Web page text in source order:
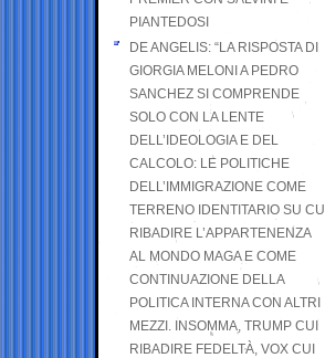
PIANTEDOSI
DE ANGELIS: “LA RISPOSTA DI
GIORGIA MELONI A PEDRO
SANCHEZ SI COMPRENDE
SOLO CON LA LENTE
DELL’IDEOLOGIA E DEL
CALCOLO: LE POLITICHE
DELL’IMMIGRAZIONE COME
TERRENO IDENTITARIO SU CUI
RIBADIRE L’APPARTENENZA
AL MONDO MAGA E COME
CONTINUAZIONE DELLA
POLITICA INTERNA CON ALTRI
MEZZI. INSOMMA, TRUMP CUI
RIBADIRE FEDELTÀ, VOX CUI